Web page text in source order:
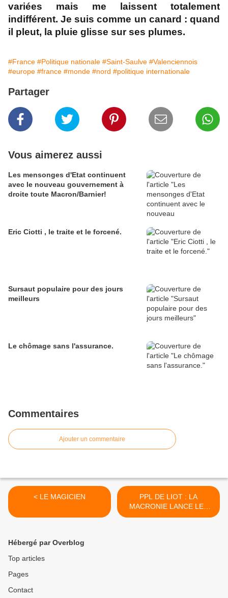
variées mais me laissent totalement
indifférent. Je suis comme un canard : quand
il pleut, la pluie glisse sur ses plumes.
#France #Politique nationale #Saint-Saulve #Valenciennois
#europe #france #monde #nord #politique internationale
Partager
Vous aimerez aussi
Les mensonges d'Etat continuent
avec le nouveau gouvernement à
droite toute Macron/Barnier!
Eric Ciotti , le traite et le forcené.
Sursaut populaire pour des jours
meilleurs
Le chômage sans l'assurance.
Commentaires
Ajouter un commentaire
< LE MAGICIEN
PPL DE LIOT : LA
MACRONIE LANCE LES
GRANDES MANOEUVRES
Hébergé par Overblog
Top articles
Pages
Contact